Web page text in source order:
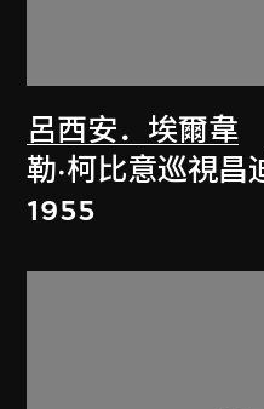
呂西安．埃爾韋
勒·柯比意巡視昌
1955